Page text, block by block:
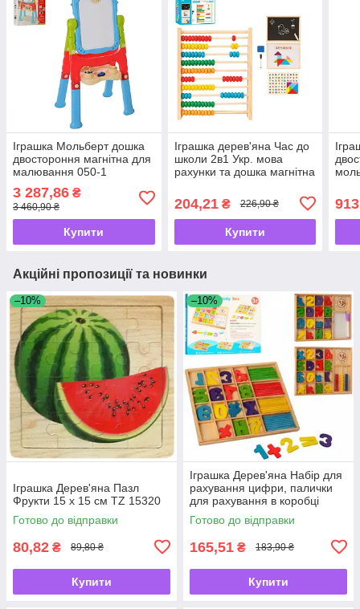
Іграшка Мольберт дошка
двостороння магнітна для
малювання 050-1
3 287,86 ₴
3 460,90 ₴
Купити
Іграшка дерев'яна Час до
школи 2в1 Укр. мова
рахунки та дошка магнітна
204,21₴ 226,90 ₴
Купити
Акційні пропозиції та новинки
–10%
Іграшка Дерев'яна Пазл
Фрукти 15 х 15 см TZ 15320
Готово до відправки
80,82 ₴ 89,80 ₴
Купити
–10%
Іграшка Дерев'яна Набір для
рахування цифри, палички
для рахування в коробці
1245
Готово до відправки
165,51 ₴ 183,90 ₴
Купити